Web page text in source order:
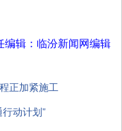
编辑：临汾新闻网编辑
正加紧施工
动计划”